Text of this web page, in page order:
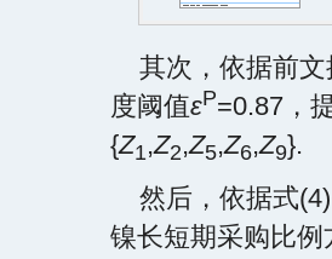
其次，依据前
度阈值εP=0.87，
{Z1,Z2,Z5,Z6,Z9}.
然后，依据式
镍长短期采购比